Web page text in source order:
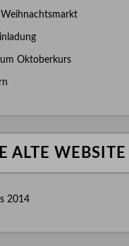
Oktoberkurs
ALTE WEBSITE
2014